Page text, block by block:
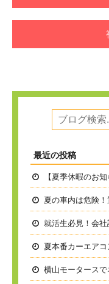
最近の投稿
【夏季休暇のお知
夏の車内は危険！
就活生必見！会
夏本番カーエア
横山モータース